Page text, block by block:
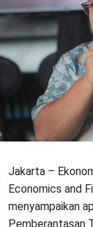
Jakarta –
Economics and
menyampaikan
Pemberantasan